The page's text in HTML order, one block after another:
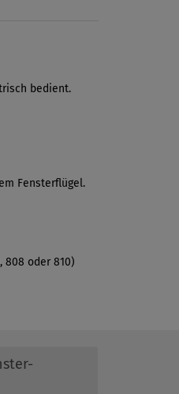
bedient.
Fensterflügel.
808 oder 810)